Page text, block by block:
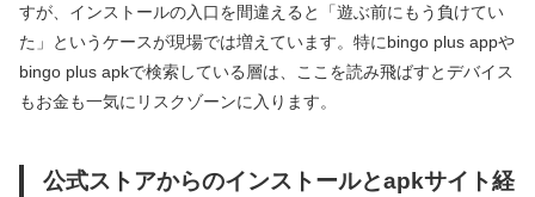
すが、インストールの入口を間違えると「遊ぶ前にもう負けてい
た」というケースが現場では増えています。特にbingo plus appや
bingo plus apkで検索している層は、ここを読み飛ばすとデバイス
もお金も一気にリスクゾーンに入ります。
公式ストアからのインストールとapkサイト経